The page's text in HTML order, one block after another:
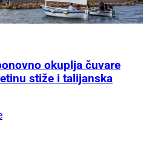
okuplja čuvare
stiže i talijanska